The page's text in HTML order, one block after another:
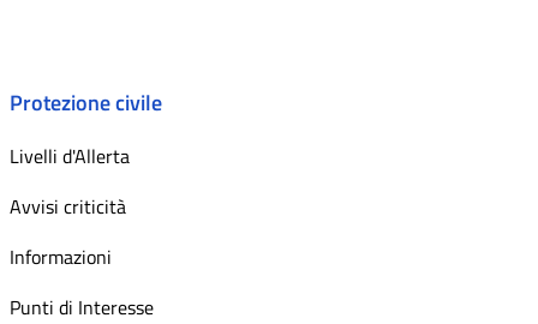
Protezione civile
Livelli d'Allerta
Avvisi criticità
Informazioni
Punti di Interesse